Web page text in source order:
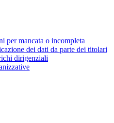
per mancata o incompleta
dei dati da parte dei titolari
dirigenziali